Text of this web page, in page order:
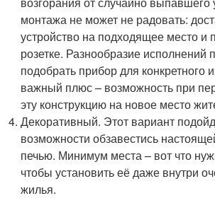
монтажа не может не радовать:
устройство на подходящее место и
розетке. Разнообразие исполнений
подобрать прибор для конкретного
важный плюс – возможность при
эту конструкцию на новое место
Декоративный. Этот вариант
возможности обзавестись
печью. Минимум места – вот что
чтобы установить её даже внутри
жилья.